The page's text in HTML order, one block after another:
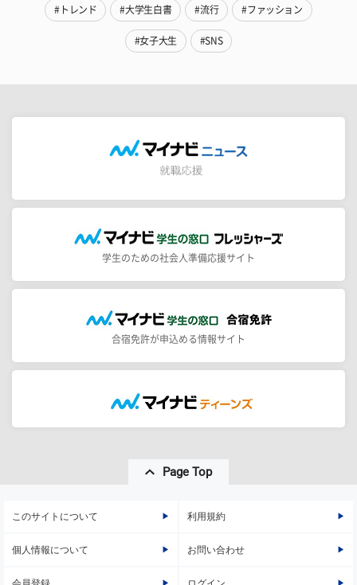
#トレンド #大学生白書 #流行 #ファッション
#女子大生 #SNS
学生のための社会人準備応援サイト
合宿免許が申込める情報サイト
Page Top
このサイトについて 利用規約
個人情報について お問い合わせ